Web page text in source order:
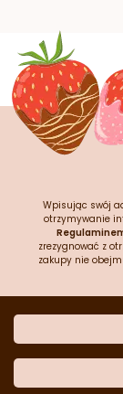
Wpisując swój
otrzymywanie
zrezygnować z
zakupy nie